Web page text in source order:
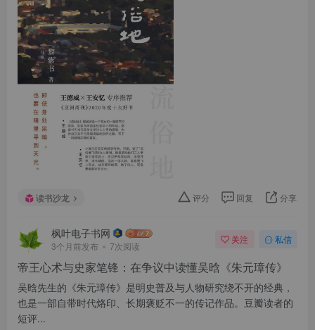
读书沙龙 评分 回复 分享
枫叶电子书网
3个月前发布 7次阅读
关注 私信
帝王心术与史家笔锋：在争议中读懂吴晗《朱元璋传》
吴晗先生的《朱元璋传》是明史普及与人物研究绕不开的经典，
也是一部自带时代烙印、长期褒贬不一的传记作品。豆瓣读者的
短评...